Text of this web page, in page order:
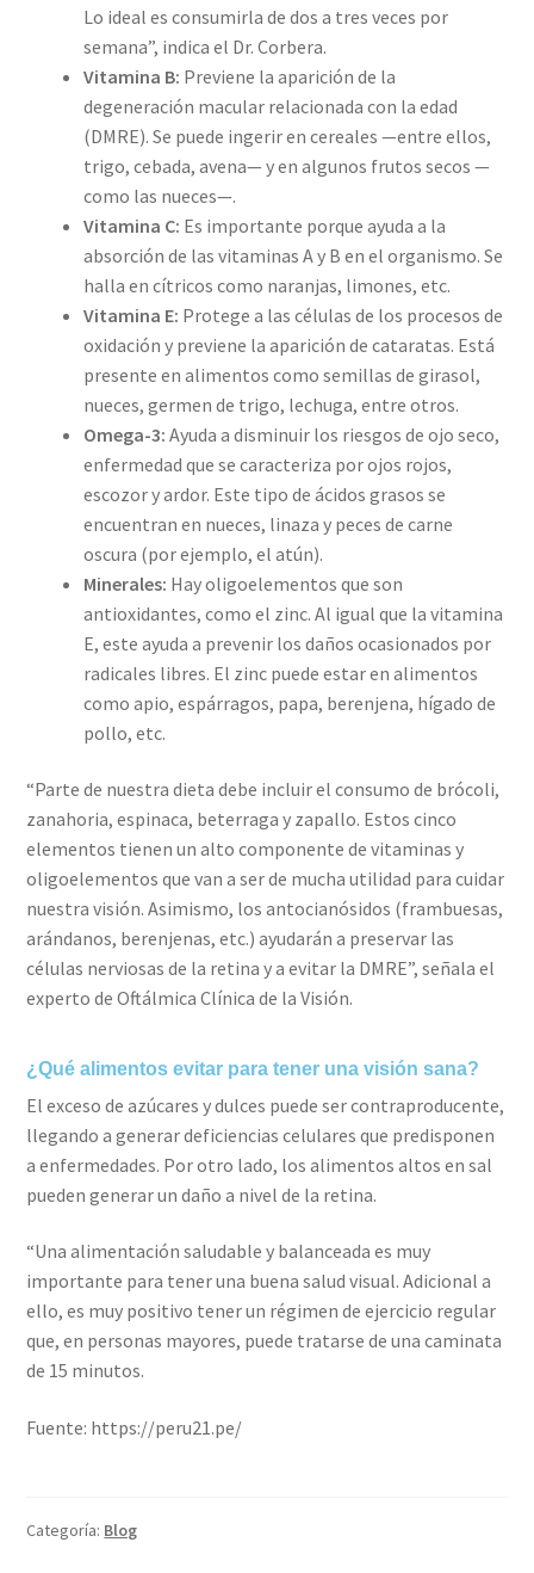
Lo ideal es consumirla de dos a tres veces por
semana”, indica el Dr. Corbera.
Vitamina B: Previene la aparición de la
degeneración macular relacionada con la edad
(DMRE). Se puede ingerir en cereales —entre ellos,
trigo, cebada, avena— y en algunos frutos secos —
como las nueces—.
Vitamina C: Es importante porque ayuda a la
absorción de las vitaminas A y B en el organismo. Se
halla en cítricos como naranjas, limones, etc.
Vitamina E: Protege a las células de los procesos de
oxidación y previene la aparición de cataratas. Está
presente en alimentos como semillas de girasol,
nueces, germen de trigo, lechuga, entre otros.
Omega-3: Ayuda a disminuir los riesgos de ojo seco,
enfermedad que se caracteriza por ojos rojos,
escozor y ardor. Este tipo de ácidos grasos se
encuentran en nueces, linaza y peces de carne
oscura (por ejemplo, el atún).
Minerales: Hay oligoelementos que son
antioxidantes, como el zinc. Al igual que la vitamina
E, este ayuda a prevenir los daños ocasionados por
radicales libres. El zinc puede estar en alimentos
como apio, espárragos, papa, berenjena, hígado de
pollo, etc.
“Parte de nuestra dieta debe incluir el consumo de brócoli,
zanahoria, espinaca, beterraga y zapallo. Estos cinco
elementos tienen un alto componente de vitaminas y
oligoelementos que van a ser de mucha utilidad para cuidar
nuestra visión. Asimismo, los antocianósidos (frambuesas,
arándanos, berenjenas, etc.) ayudarán a preservar las
células nerviosas de la retina y a evitar la DMRE”, señala el
experto de Oftálmica Clínica de la Visión.
¿Qué alimentos evitar para tener una visión sana?
El exceso de azúcares y dulces puede ser contraproducente,
llegando a generar deficiencias celulares que predisponen
a enfermedades. Por otro lado, los alimentos altos en sal
pueden generar un daño a nivel de la retina.
“Una alimentación saludable y balanceada es muy
importante para tener una buena salud visual. Adicional a
ello, es muy positivo tener un régimen de ejercicio regular
que, en personas mayores, puede tratarse de una caminata
de 15 minutos.
Fuente: https://peru21.pe/
Categoría: Blog